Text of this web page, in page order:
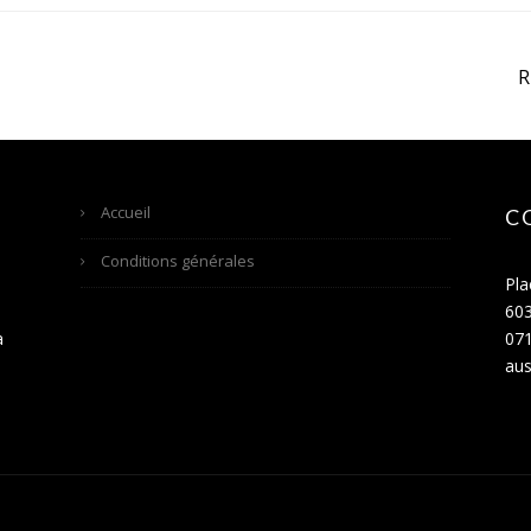
Accueil
Conditions générales